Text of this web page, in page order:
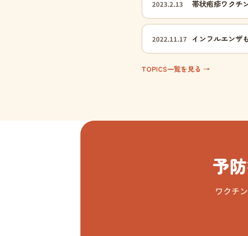
2023.2.13 帯状疱疹ワクチ
2022.11.17 インフルエンザ
TOPICS一覧を見る →
予
ワクチ